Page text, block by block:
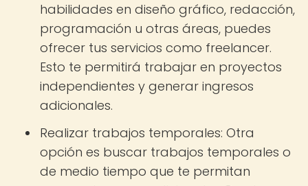
habilidades en diseño gráfico, redacción,
programación u otras áreas, puedes
ofrecer tus servicios como freelancer.
Esto te permitirá trabajar en proyectos
independientes y generar ingresos
adicionales.
Realizar trabajos temporales: Otra
opción es buscar trabajos temporales o
de medio tiempo que te permitan